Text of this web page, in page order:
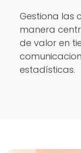
Gestiona las
manera
de valor en
estadísticas.